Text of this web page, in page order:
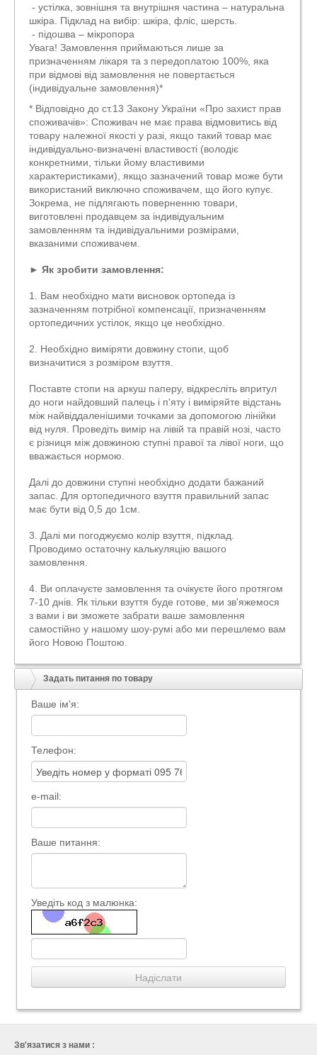
- устілка, зовнішня та внутрішня частина – натуральна
шкіра. Підклад на вибір: шкіра, фліс, шерсть.
- підошва – мікропора
Увага! Замовлення приймаються лише за
призначенням лікаря та з передоплатою 100%, яка
при відмові від замовлення не повертається
(індивідуальне замовлення)*
* Відповідно до ст.13 Закону України «Про захист прав
споживачів»: Споживач не має права відмовитись від
товару належної якості у разі, якщо такий товар має
індивідуально-визначені властивості (володіє
конкретними, тільки йому властивими
характеристиками), якщо зазначений товар може бути
використаний виключно споживачем, що його купує.
Зокрема, не підлягають поверненню товари,
виготовлені продавцем за індивідуальним
замовленням та індивідуальними розмірами,
вказаними споживачем.
► Як зробити замовлення:
1. Вам необхідно мати висновок ортопеда із
зазначенням потрібної компенсації, призначенням
ортопедичних устілок, якщо це необхідно.
2. Необхідно виміряти довжину стопи, щоб
визначитися з розміром взуття.
Поставте стопи на аркуш паперу, відкресліть впритул
до ноги найдовший палець і п'яту і виміряйте відстань
між найвіддаленішими точками за допомогою лінійки
від нуля. Проведіть вимір на лівій та правій нозі, часто
є різниця між довжиною ступні правої та лівої ноги, що
вважається нормою.
Далі до довжини ступні необхідно додати бажаний
запас. Для ортопедичного взуття правильний запас
має бути від 0,5 до 1см.
3. Далі ми погоджуємо колір взуття, підклад.
Проводимо остаточну калькуляцію вашого
замовлення.
4. Ви оплачуєте замовлення та очікуєте його протягом
7-10 днів. Як тільки взуття буде готове, ми зв'яжемося
з вами і ви зможете забрати ваше замовлення
самостійно у нашому шоу-румі або ми перешлемо вам
його Новою Поштою.
Задать питання по товару
Ваше ім'я:
Телефон:
e-mail:
Ваше питання:
Уведіть код з малюнка:
Зв'язатися з нами :